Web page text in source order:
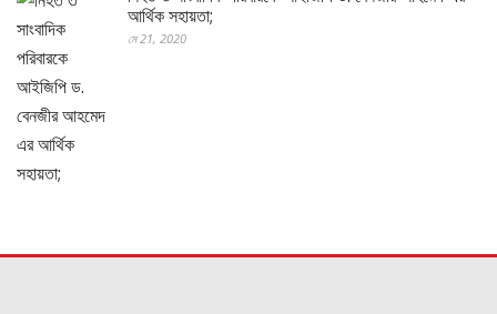
আর্থিক সহায়তা;
মে 21, 2020